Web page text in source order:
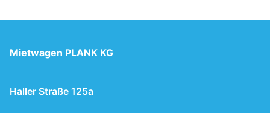
Mietwagen PLANK KG
Haller Straße 125a